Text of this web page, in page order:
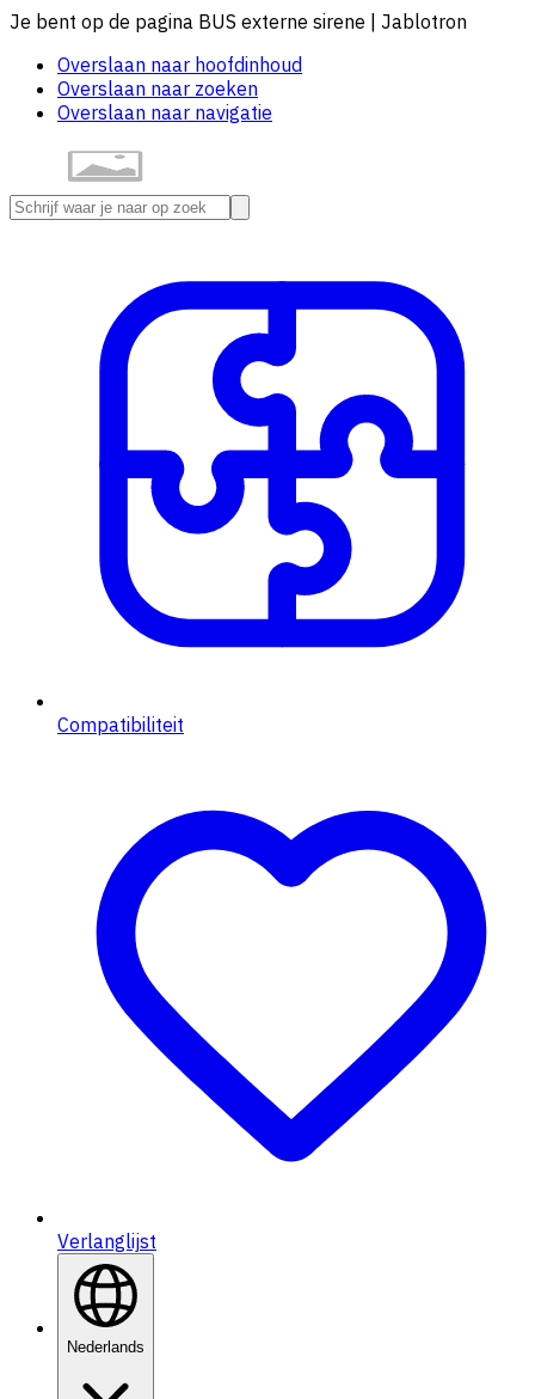
Je bent op de pagina BUS externe sirene | Jablotron
Overslaan naar hoofdinhoud
Overslaan naar zoeken
Overslaan naar navigatie
Compatibiliteit
Verlanglijst
Nederlands